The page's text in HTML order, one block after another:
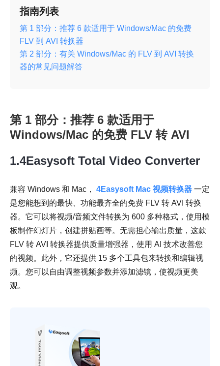
指南列表
第 1 部分：推荐 6 款适用于 Windows/Mac 的免费
FLV 到 AVI 转换器
第 2 部分：有关 Windows/Mac 的 FLV 到 AVI 转换
器的常见问题解答
第 1 部分：推荐 6 款适用于
Windows/Mac 的免费 FLV 转 AVI
1.4Easysoft Total Video Converter
兼容 Windows 和 Mac， 4Easysoft Mac 视频转换器 一定
是您能想到的最快、功能最齐全的免费 FLV 转 AVI 转换
器。它可以将视频/音频文件转换为 600 多种格式，使用模
板制作幻灯片，创建拼贴画等。无需担心输出质量，这款
FLV 转 AVI 转换器提供质量增强器，使用 AI 技术改善您
的视频。此外，它还提供 15 多个工具包来转换和编辑视
频。您可以自由调整视频参数并添加滤镜，使视频更美
观。